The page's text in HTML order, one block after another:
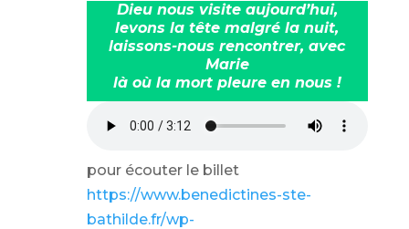
Dieu nous visite aujourd’hui,
levons la tête malgré la nuit,
laissons-nous rencontrer, avec
Marie
là où la mort pleure en nous !
pour écouter le billet
https://www.benedictines-ste-
bathilde.fr/wp-